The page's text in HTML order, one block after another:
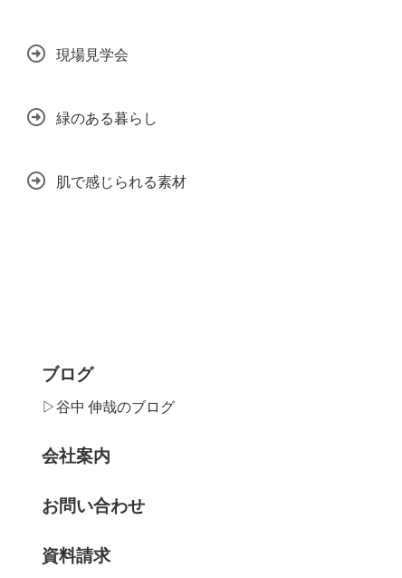
現場見学会
緑のある暮らし
肌で感じられる素材
ブログ
▷谷中 伸哉のブログ
会社案内
お問い合わせ
資料請求